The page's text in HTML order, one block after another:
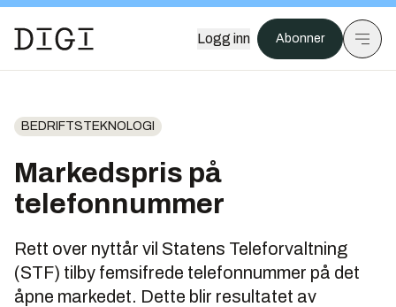
Logg inn Abonner
BEDRIFTSTEKNOLOGI
Markedspris på
telefonnummer
Rett over nyttår vil Statens Teleforvaltning
(STF) tilby femsifrede telefonnummer på det
åpne markedet. Dette blir resultatet av